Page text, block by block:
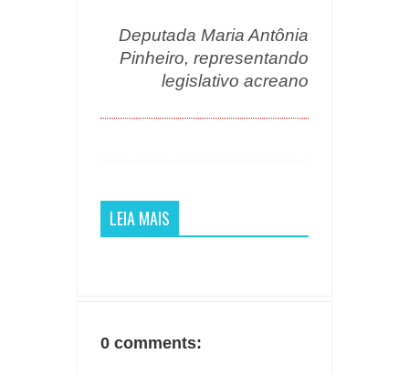
Deputada Maria Antônia
Pinheiro, representando
legislativo acreano
LEIA MAIS
0 comments: